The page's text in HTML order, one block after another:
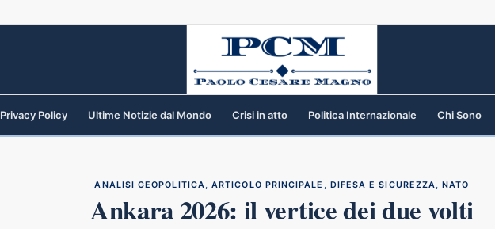
Privacy Policy Ultime Notizie dal Mondo Crisi in atto Politica Internazionale Chi Sono
ANALISI GEOPOLITICA,ARTICOLO PRINCIPALE , DIFESA E SICUREZZA,NATO
Ankara 2026: il vertice dei due volti